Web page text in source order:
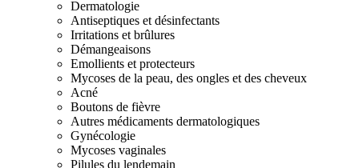
Dermatologie
Antiseptiques et désinfectants
Irritations et brûlures
Démangeaisons
Emollients et protecteurs
Mycoses de la peau, des ongles et des cheveux
Acné
Boutons de fièvre
Autres médicaments dermatologiques
Gynécologie
Mycoses vaginales
Pilules du lendemain